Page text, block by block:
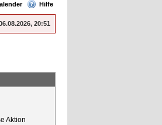
Hilfe
20:51
Aktion